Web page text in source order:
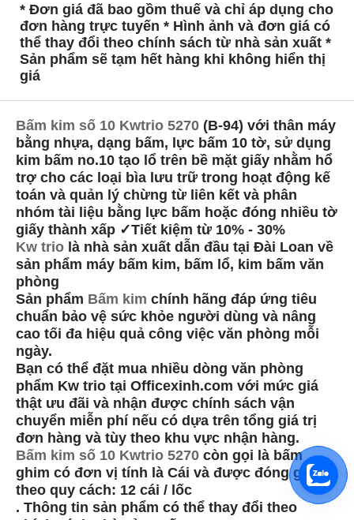
* Đơn giá đã bao gồm thuế và chỉ áp dụng cho
đơn hàng trực tuyến * Hình ảnh và đơn giá có
thể thay đổi theo chính sách từ nhà sản xuất *
Sản phẩm sẽ tạm hết hàng khi không hiển thị
giá
Bấm kim số 10 Kwtrio 5270 (B-94) với thân máy
bằng nhựa, dạng bấm, lực bấm 10 tờ, sử dụng
kim bấm no.10 tạo lổ trên bề mặt giấy nhằm hổ
trợ cho các loại bìa lưu trữ trong hoạt động kế
toán và quản lý chừng từ liên kết và phân
nhóm tài liệu bằng lực bấm hoặc đóng nhiều tờ
giấy thành xấp ✓Tiết kiệm từ 10% - 30%
Kw trio là nhà sản xuất dẫn đầu tại Đài Loan về
sản phẩm máy bấm kim, bấm lổ, kim bấm văn
phòng
Sản phẩm Bấm kim chính hãng đáp ứng tiêu
chuẩn bảo vệ sức khỏe người dùng và nâng
cao tối đa hiệu quả công việc văn phòng mỗi
ngày.
Bạn có thể đặt mua nhiều dòng văn phòng
phẩm Kw trio tại Officexinh.com với mức giá
thật ưu đãi và nhận được chính sách vận
chuyển miễn phí nếu có dựa trên tổng giá trị
đơn hàng và tùy theo khu vực nhận hàng.
Bấm kim số 10 Kwtrio 5270 còn gọi là bấm
ghim có đơn vị tính là Cái và được đóng gói
theo quy cách: 12 cái / lốc
. Thông tin sản phẩm có thể thay đổi theo